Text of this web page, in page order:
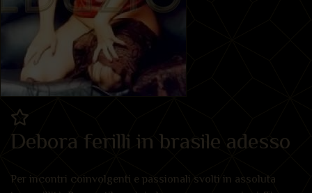
Debora ferilli in brasile adesso
Per incontri coinvolgenti e passionali svolti in assoluta